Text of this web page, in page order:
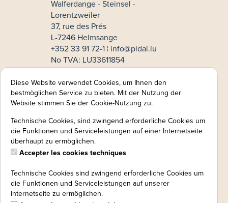
Walferdange - Steinsel -
Lorentzweiler
37, rue des Prés
L-7246 Helmsange
+352 33 91 72-1 ¦ info@pidal.lu
No TVA: LU33611854
MasterCard
VISA
Informations légales:
Mentions légales
CGV
Protection des données:
instruction de révocation
Diese Website verwendet Cookies, um Ihnen den
bestmöglichen Service zu bieten. Mit der Nutzung der
Website stimmen Sie der Cookie-Nutzung zu.
Technische Cookies, sind zwingend erforderliche Cookies um
die Funktionen und Serviceleistungen auf einer Internetseite
überhaupt zu ermöglichen.
Accepter les cookies techniques
Technische Cookies sind zwingend erforderliche Cookies um
die Funktionen und Serviceleistungen auf unserer
Internetseite zu ermöglichen.